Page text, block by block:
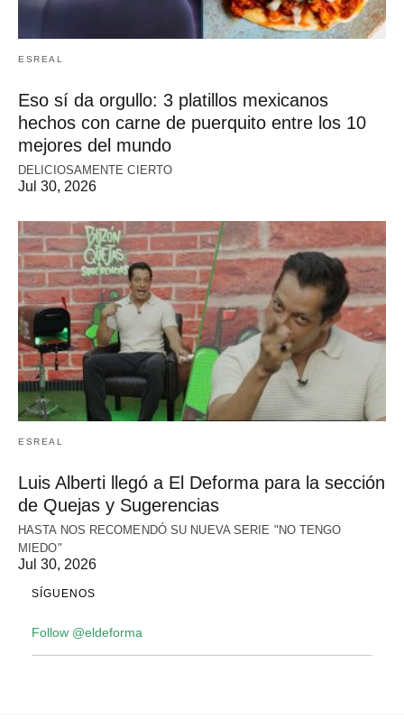
ESREAL
Eso sí da orgullo: 3 platillos mexicanos
hechos con carne de puerquito entre los 10
mejores del mundo
DELICIOSAMENTE CIERTO
Jul 30, 2026
ESREAL
Luis Alberti llegó a El Deforma para la sección
de Quejas y Sugerencias
HASTA NOS RECOMENDÓ SU NUEVA SERIE "NO TENGO
MIEDO"
Jul 30, 2026
SÍGUENOS
Follow @eldeforma